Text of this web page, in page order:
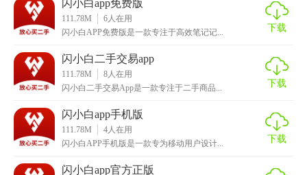
【闪小白app最新版亮点】
1. AI智能编辑：引入AI技术，自动调整视频节奏、配乐，提
升创作效率。
引更多关注。
3. 挑战赛活动：定期举办创意挑战赛，激发用户创作灵感，
赢取奖励。
闪小白app免费版
111.78M 6人在用
闪小白APP免费版是一款专注于高效笔记记...
下载
闪小白二手交易app
111.78M 8人在用
闪小白二手交易App是一款专注于二手商品...
下载
闪小白app手机版
111.78M 4人在用
闪小白APP手机版是一款专为移动用户设计...
下载
闪小白app官方正版